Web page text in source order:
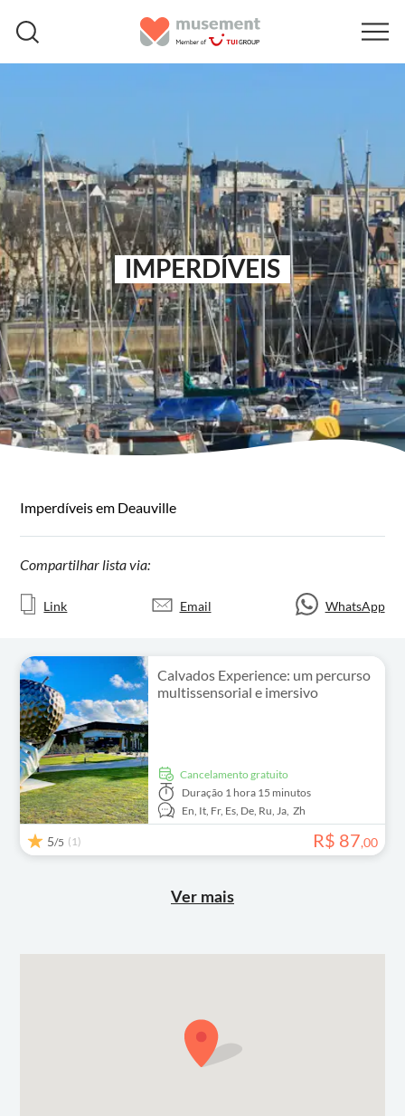
IMPERDÍVEIS
Imperdíveis em Deauville
Compartilhar lista via:
Link Email WhatsApp
Calvados Experience: um percurso
multissensorial e imersivo
Cancelamento gratuito
Duração 1 hora 15 minutos
En, It, Fr, Es, De, Ru, Ja, Zh
5/5 (1) R$ 87,00
Ver mais